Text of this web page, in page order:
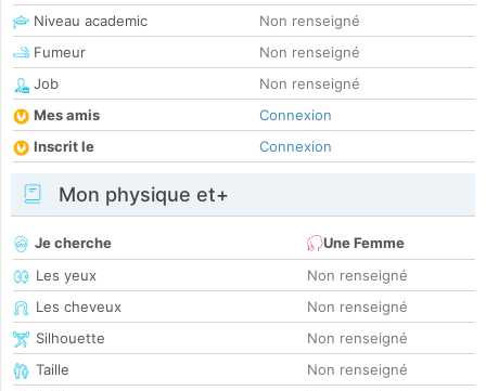
Niveau academic
Non renseigné
Fumeur
Non renseigné
Job
Non renseigné
Mes amis
Connexion
Inscrit le
Connexion
Mon physique et+
Je cherche
Une Femme
Les yeux
Non renseigné
Les cheveux
Non renseigné
Silhouette
Non renseigné
Taille
Non renseigné